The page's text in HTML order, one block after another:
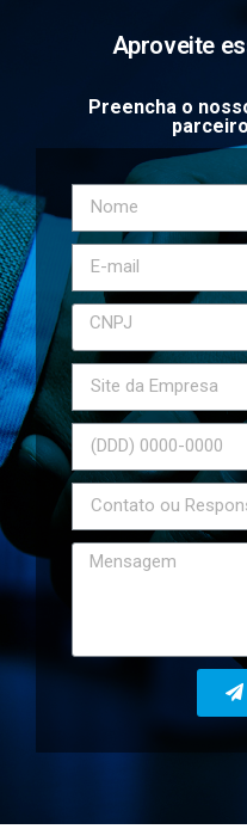
Aproveite
Preencha o